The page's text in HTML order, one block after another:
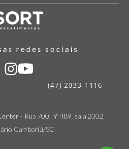
redes sociais
(47) 2033-1116
- Rua 700, nº 489, sala 2002
Camboriú/SC